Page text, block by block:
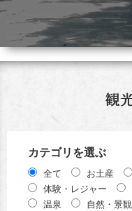
カテゴリを選ぶ
全て お土産
体験・レジャー
温泉
自然・景観